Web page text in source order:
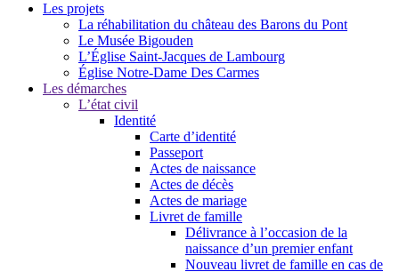
Les projets
La réhabilitation du château des Barons du Pont
Le Musée Bigouden
L’Église Saint-Jacques de Lambourg
Église Notre-Dame Des Carmes
Les démarches
L’état civil
Identité
Carte d’identité
Passeport
Actes de naissance
Actes de décès
Actes de mariage
Livret de famille
Délivrance à l’occasion de la
naissance d’un premier enfant
Nouveau livret de famille en cas de